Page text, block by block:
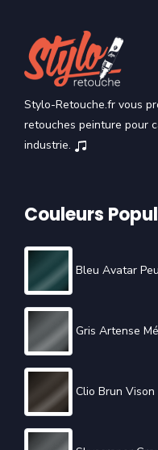
Stylo-Retouche.fr vous
retouches peinture pour
industrie.
Couleurs
Bleu Avatar
Gris Artense
Clio Brun Vison